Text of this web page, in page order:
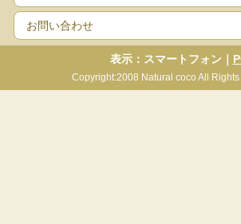
お問い合わせ
表示：スマートフォン｜
Copyright:2008 Natural coco All